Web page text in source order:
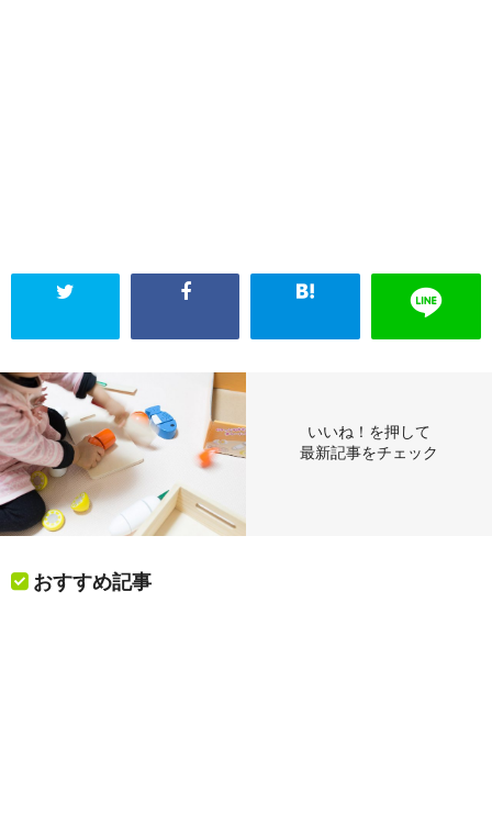
いいね！を押して
最新記事をチェック
おすすめ記事